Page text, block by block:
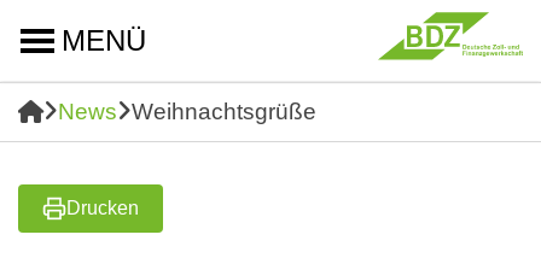
MENÜ
News Weihnachtsgrüße
Drucken